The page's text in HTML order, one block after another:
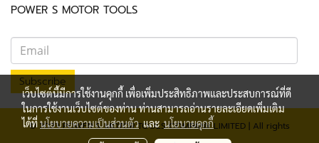
POWER S MOTOR TOOLS
Subscribe
© 2023 POWER S. MOTOR TOOLS COMPANY LIMITED | All rights
เว็บไซต์นี้มีการใช้งานคุกกี้ เพื่อเพิ่มประสิทธิภาพและประสบการณ์ที่ดี
ในการใช้งานเว็บไซต์ของท่าน ท่านสามารถอ่านรายละเอียดเพิ่มเติม
ได้ที่นโยบายความเป็นส่วนตัวและนโยบายคุกกี้